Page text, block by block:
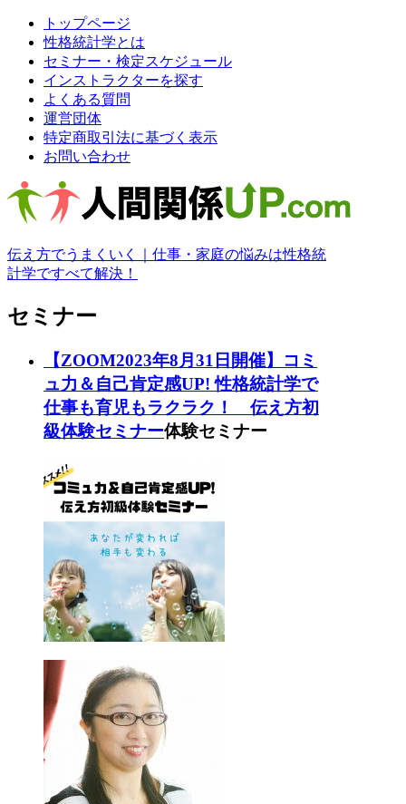
トップページ
性格統計学とは
セミナー・検定スケジュール
インストラクターを探す
よくある質問
運営団体
特定商取引法に基づく表示
お問い合わせ
伝え方でうまくいく｜仕事・家庭の悩みは性格統
計学ですべて解決！
セミナー
【ZOOM2023年8月31日開催】コミ
ュ力＆自己肯定感UP! 性格統計学で
仕事も育児もラクラク！ 伝え方初
級体験セミナー体験セミナー